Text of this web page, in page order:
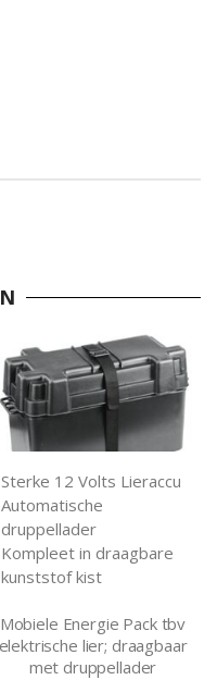
Sterke 12 Volts Lieraccu
Automatische
druppellader
Kompleet in draagbare
kunststof kist
Mobiele Energie Pack tbv
elektrische lier; draagbaar
met druppellader